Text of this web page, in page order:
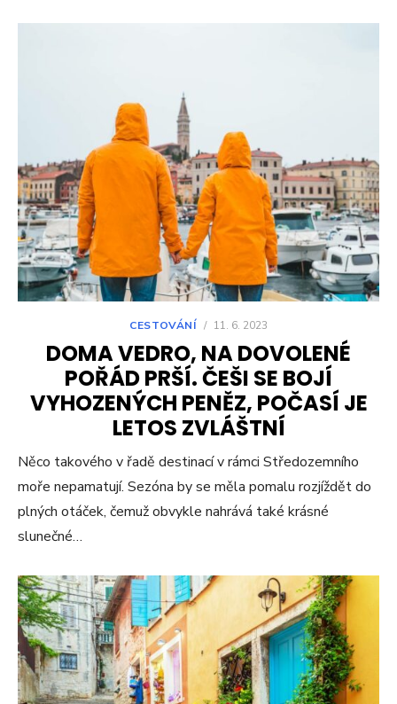
CESTOVÁNÍ / 11. 6. 2023
DOMA VEDRO, NA DOVOLENÉ
POŘÁD PRŠÍ. ČEŠI SE BOJÍ
VYHOZENÝCH PENĚZ, POČASÍ JE
LETOS ZVLÁŠTNÍ
Něco takového v řadě destinací v rámci Středozemního
moře nepamatují. Sezóna by se měla pomalu rozjíždět do
plných otáček, čemuž obvykle nahrává také krásné
slunečné…